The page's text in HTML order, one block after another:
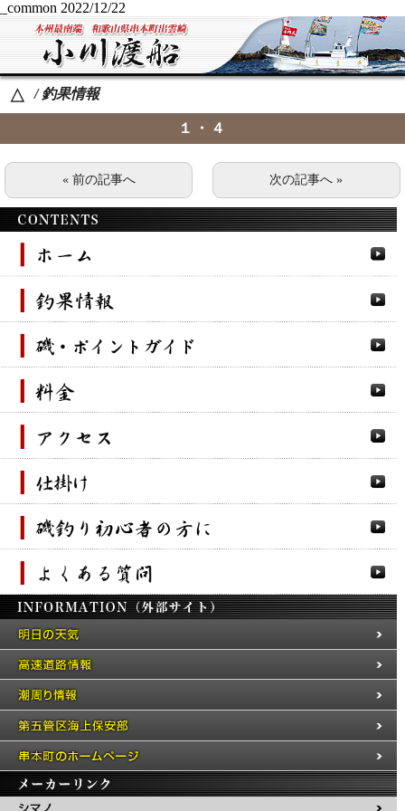
_common 2022/12/22
△ / 釣果情報
１・４
« 前の記事へ 次の記事へ »